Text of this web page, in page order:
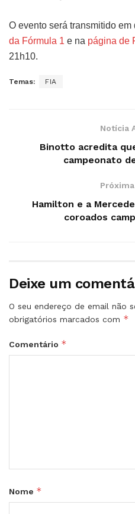
O evento será transmitido em
da Fórmula 1 e na página de
21h10.
Temas: FIA
Notícia
Binotto acredita
campeonato
Hamilton e a
coroados
Deixe um
O seu endereço de email não
obrigatórios marcados com *
Comentário *
Nome *